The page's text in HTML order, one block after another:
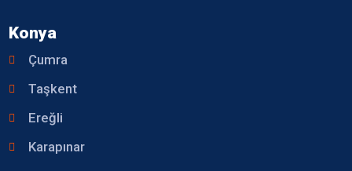
Konya
Çumra
Taşkent
Ereğli
Karapınar